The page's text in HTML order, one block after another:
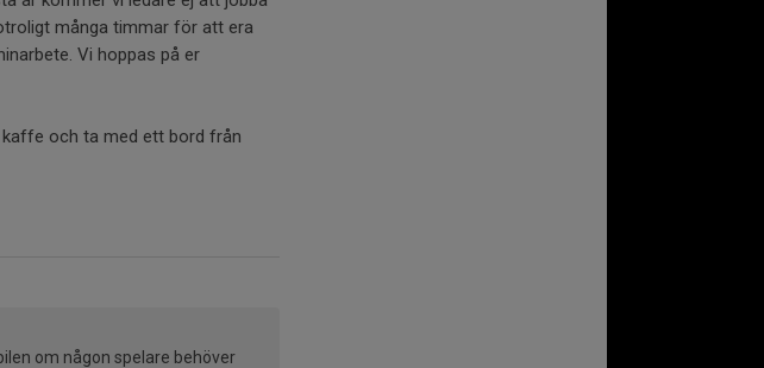
många timmar för att era
Vi hoppas på er
och ta med ett bord från
om någon spelare behöver